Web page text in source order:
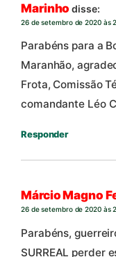
Marinho disse:
26 de setembro de 2020 às
Parabéns para a
Maranhão,
Frota, Comissão
comandante Léo
Responder
Márcio Magno
26 de setembro de 2020 às
Parabéns,
SURREAL perder